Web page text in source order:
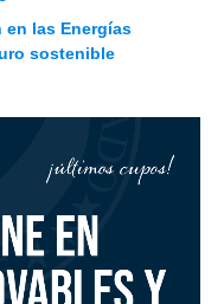
las Energías
sostenible